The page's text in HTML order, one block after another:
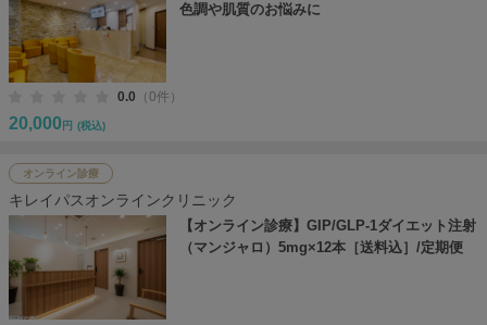
色調や肌質のお悩みに
0.0 （0件）
20,000 円 (税込)
オンライン診療
キレイパスオンラインクリニック
【オンライン診療】GIP/GLP-1ダイエット注射
（マンジャロ）5mg×12本［送料込］/定期便